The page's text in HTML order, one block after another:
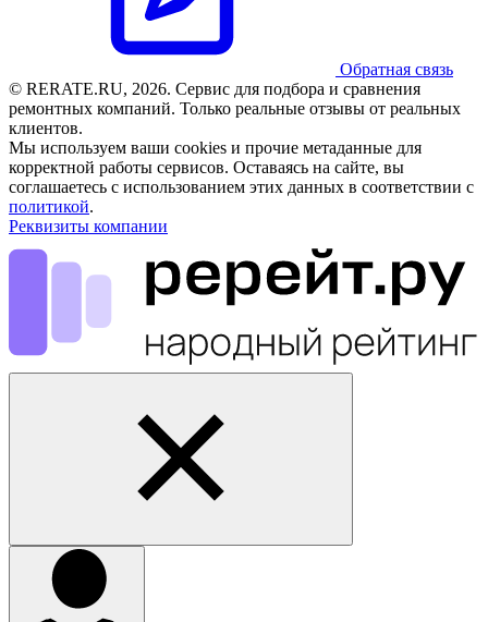
Обратная связь
© RERATE.RU, 2026. Сервис для подбора и сравнения
ремонтных компаний. Только реальные отзывы от реальных
клиентов.
Мы используем ваши cookies и прочие метаданные для
корректной работы сервисов. Оставаясь на сайте, вы
соглашаетесь с использованием этих данных в соответствии с
политикой.
Реквизиты компании